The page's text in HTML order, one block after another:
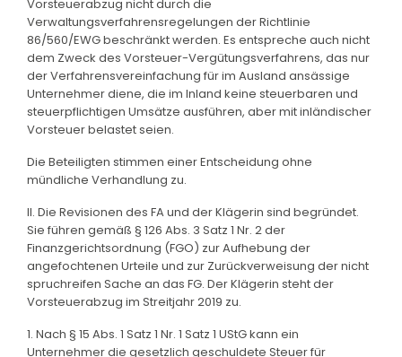
Vorsteuerabzug nicht durch die
Verwaltungsverfahrensregelungen der Richtlinie
86/560/EWG beschränkt werden. Es entspreche auch nicht
dem Zweck des Vorsteuer-Vergütungsverfahrens, das nur
der Verfahrensvereinfachung für im Ausland ansässige
Unternehmer diene, die im Inland keine steuerbaren und
steuerpflichtigen Umsätze ausführen, aber mit inländischer
Vorsteuer belastet seien.
Die Beteiligten stimmen einer Entscheidung ohne
mündliche Verhandlung zu.
II. Die Revisionen des FA und der Klägerin sind begründet.
Sie führen gemäß § 126 Abs. 3 Satz 1 Nr. 2 der
Finanzgerichtsordnung (FGO) zur Aufhebung der
angefochtenen Urteile und zur Zurückverweisung der nicht
spruchreifen Sache an das FG. Der Klägerin steht der
Vorsteuerabzug im Streitjahr 2019 zu.
1. Nach § 15 Abs. 1 Satz 1 Nr. 1 Satz 1 UStG kann ein
Unternehmer die gesetzlich geschuldete Steuer für